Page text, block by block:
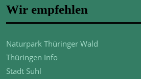
Wir empfehlen
Naturpark Thüringer Wald
Thüringen Info
Stadt Suhl